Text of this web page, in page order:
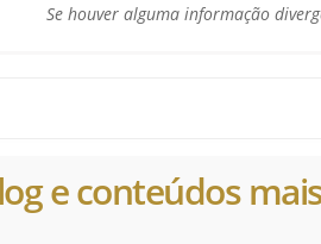
Se houver alguma informação
e conteúdos